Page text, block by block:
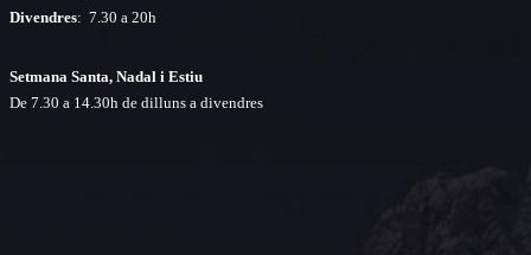
Divendres: 7.30 a 20h
Setmana Santa, Nadal i Estiu
De 7.30 a 14.30h de dilluns a divendres